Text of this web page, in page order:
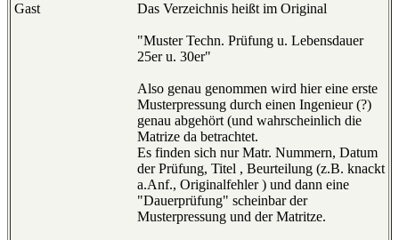
Gast
Das Verzeichnis heißt im Original
"Muster Techn. Prüfung u. Lebensdauer
25er u. 30er"
Also genau genommen wird hier eine erste
Musterpressung durch einen Ingenieur (?)
genau abgehört (und wahrscheinlich die
Matrize da betrachtet.
Es finden sich nur Matr. Nummern, Datum
der Prüfung, Titel , Beurteilung (z.B. knackt
a.Anf., Originalfehler ) und dann eine
"Dauerprüfung" scheinbar der
Musterpressung und der Matritze.